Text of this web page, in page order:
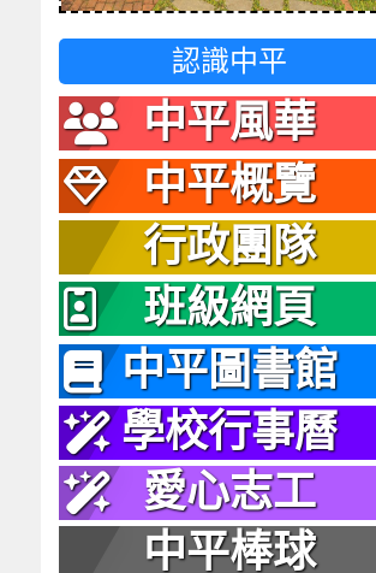
認識中平
中平風華
中平概覽
行政團隊
班級網頁
中平圖書館
學校行事曆
愛心志工
中平棒球